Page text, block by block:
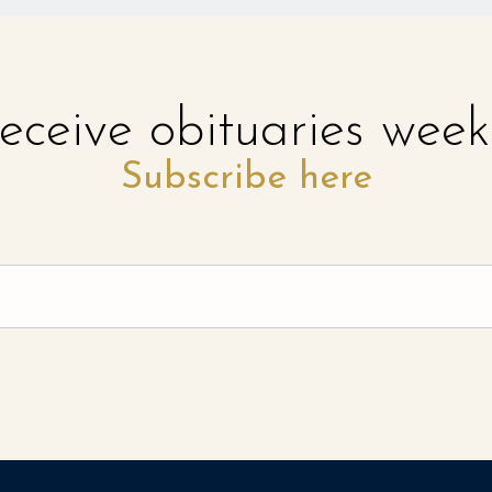
obituaries
Subscribe here